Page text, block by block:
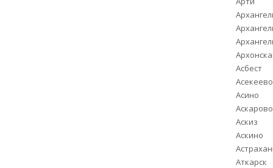
Асбест
Асекеево
Асино
Аскарово
Аскиз
Аскино
Аткарск